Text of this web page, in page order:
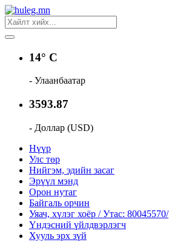
14° C
- Улаанбаатар
3593.87
- Доллар (USD)
Нүүр
Улс төр
Нийгэм, эдийн засаг
Эрүүл мэнд
Орон нутаг
Байгаль орчин
Уяач, хүлэг хоёр / Утас: 80045570/
Үндэсний үйлдвэрлэгч
Хууль эрх зүй